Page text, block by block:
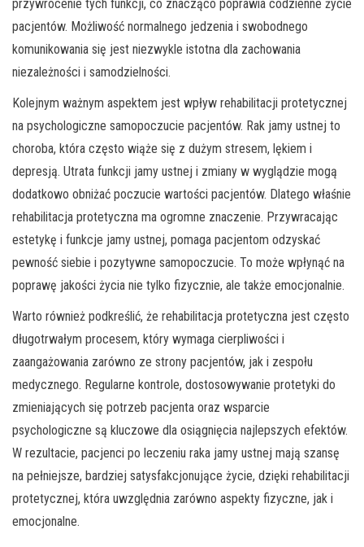
przywrócenie tych funkcji, co znacząco poprawia codzienne życie
pacjentów. Możliwość normalnego jedzenia i swobodnego
komunikowania się jest niezwykle istotna dla zachowania
niezależności i samodzielności.
Kolejnym ważnym aspektem jest wpływ rehabilitacji protetycznej
na psychologiczne samopoczucie pacjentów. Rak jamy ustnej to
choroba, która często wiąże się z dużym stresem, lękiem i
depresją. Utrata funkcji jamy ustnej i zmiany w wyglądzie mogą
dodatkowo obniżać poczucie wartości pacjentów. Dlatego właśnie
rehabilitacja protetyczna ma ogromne znaczenie. Przywracając
estetykę i funkcje jamy ustnej, pomaga pacjentom odzyskać
pewność siebie i pozytywne samopoczucie. To może wpłynąć na
poprawę jakości życia nie tylko fizycznie, ale także emocjonalnie.
Warto również podkreślić, że rehabilitacja protetyczna jest często
długotrwałym procesem, który wymaga cierpliwości i
zaangażowania zarówno ze strony pacjentów, jak i zespołu
medycznego. Regularne kontrole, dostosowywanie protetyki do
zmieniających się potrzeb pacjenta oraz wsparcie
psychologiczne są kluczowe dla osiągnięcia najlepszych efektów.
W rezultacie, pacjenci po leczeniu raka jamy ustnej mają szansę
na pełniejsze, bardziej satysfakcjonujące życie, dzięki rehabilitacji
protetycznej, która uwzględnia zarówno aspekty fizyczne, jak i
emocjonalne.